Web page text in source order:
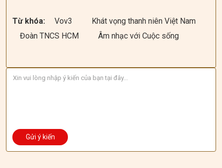
Từ khóa: Vov3
Khát vọng thanh niên Việt Nam
Đoàn TNCS HCM
Âm nhạc với Cuộc sống